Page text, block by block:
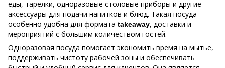
еды, тарелки, одноразовые столовые приборы и другие
аксессуары для подачи напитков и блюд. Такая посуда
особенно удобна для формата takeaway, доставки и
мероприятий с большим количеством гостей.
Одноразовая посуда помогает экономить время на мытье,
поддерживать чистоту рабочей зоны и обеспечивать